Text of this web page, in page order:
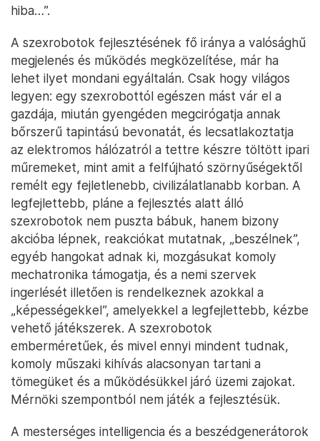
hiba…”.
A szexrobotok fejlesztésének fő iránya a valósághű
megjelenés és működés megközelítése, már ha
lehet ilyet mondani egyáltalán. Csak hogy világos
legyen: egy szexrobottól egészen mást vár el a
gazdája, miután gyengéden megcirógatja annak
bőrszerű tapintású bevonatát, és lecsatlakoztatja
az elektromos hálózatról a tettre készre töltött ipari
műremeket, mint amit a felfújható szörnyűségektől
remélt egy fejletlenebb, civilizálatlanabb korban. A
legfejlettebb, pláne a fejlesztés alatt álló
szexrobotok nem puszta bábuk, hanem bizony
akcióba lépnek, reakciókat mutatnak, „beszélnek”,
egyéb hangokat adnak ki, mozgásukat komoly
mechatronika támogatja, és a nemi szervek
ingerlését illetően is rendelkeznek azokkal a
„képességekkel”, amelyekkel a legfejlettebb, kézbe
vehető játékszerek. A szexrobotok
emberméretűek, és mivel ennyi mindent tudnak,
komoly műszaki kihívás alacsonyan tartani a
tömegüket és a működésükkel járó üzemi zajokat.
Mérnöki szempontból nem játék a fejlesztésük.
A mesterséges intelligencia és a beszédgenerátorok